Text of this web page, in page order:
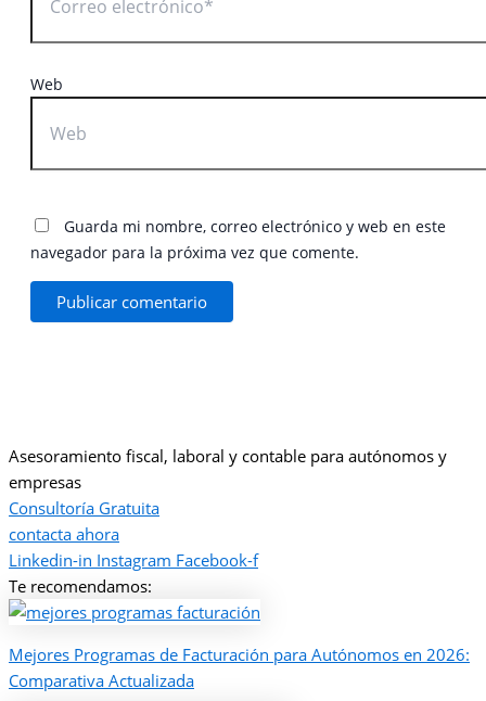
Web
Guarda mi nombre, correo electrónico y web en este
navegador para la próxima vez que comente.
Asesoramiento fiscal, laboral y contable para autónomos y
empresas
Consultoría Gratuita
contacta ahora
Linkedin-in Instagram Facebook-f
Te recomendamos:
Mejores Programas de Facturación para Autónomos en 2026:
Comparativa Actualizada